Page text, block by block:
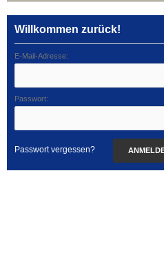
Willkommen zurück!
E-Mail-Adresse:
Passwort:
Passwort vergessen?